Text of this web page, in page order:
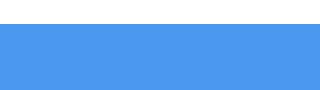
950.000₫